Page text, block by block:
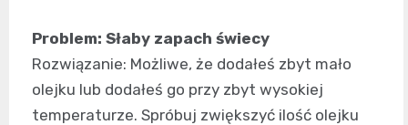
Problem: Słaby zapach świecy
Rozwiązanie: Możliwe, że dodałeś zbyt mało
olejku lub dodałeś go przy zbyt wysokiej
temperaturze. Spróbuj zwiększyć ilość olejku